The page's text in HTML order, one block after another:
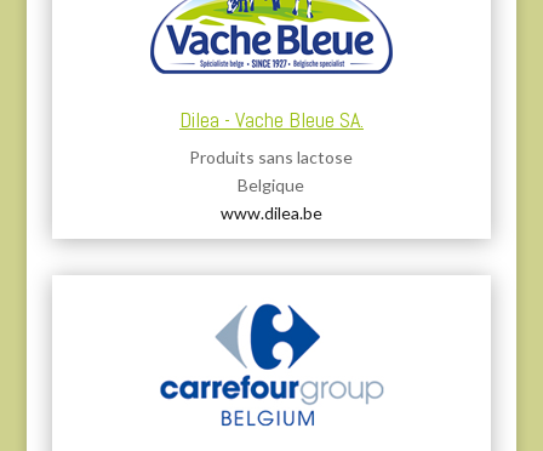
Dilea - Vache Bleue SA.
Produits sans lactose
Belgique
www.dilea.be